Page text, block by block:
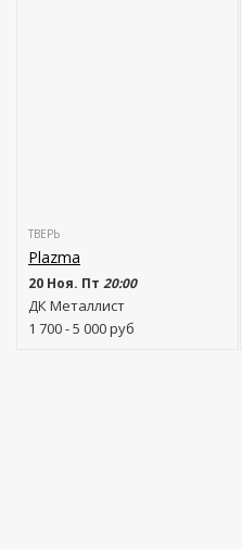
ТВЕРЬ
Plazma
20 Ноя. Пт 20:00
ДК Металлист
1 700 - 5 000руб